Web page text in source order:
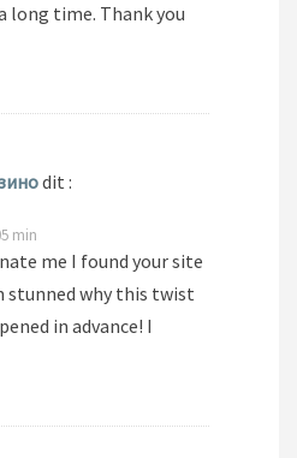
long time. Thank you
dit :
min
me I found your site
stunned why this twist
in advance! I